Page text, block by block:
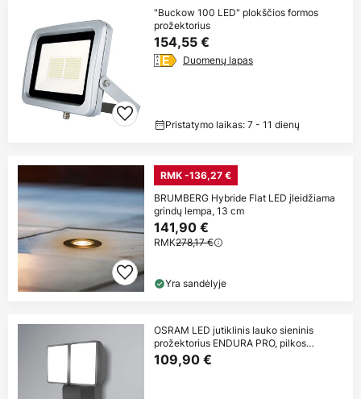
"Buckow 100 LED" plokščios formos
prožektorius
154,55 €
Duomenų lapas
Pristatymo laikas: 7 - 11 dienų
RMK -136,27 €
BRUMBERG Hybride Flat LED įleidžiama
grindų lempa, 13 cm
141,90 €
RMK278,17 €
Yra sandėlyje
OSRAM LED jutiklinis lauko sieninis
prožektorius ENDURA PRO, pilkos
spalvos,
109,90 €